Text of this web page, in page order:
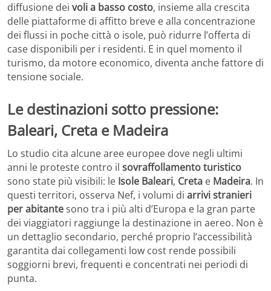
diffusione dei voli a basso costo, insieme alla crescita
delle piattaforme di affitto breve e alla concentrazione
dei flussi in poche città o isole, può ridurre l’offerta di
case disponibili per i residenti. E in quel momento il
turismo, da motore economico, diventa anche fattore di
tensione sociale.
Le destinazioni sotto pressione:
Baleari, Creta e Madeira
Lo studio cita alcune aree europee dove negli ultimi
anni le proteste contro il sovraffollamento turistico
sono state più visibili: le Isole Baleari, Creta e Madeira. In
questi territori, osserva Nef, i volumi di arrivi stranieri
per abitantesono tra i più alti d’Europa e la gran parte
dei viaggiatori raggiunge la destinazione in aereo. Non è
un dettaglio secondario, perché proprio l’accessibilità
garantita dai collegamenti low cost rende possibili
soggiorni brevi, frequenti e concentrati nei periodi di
punta.